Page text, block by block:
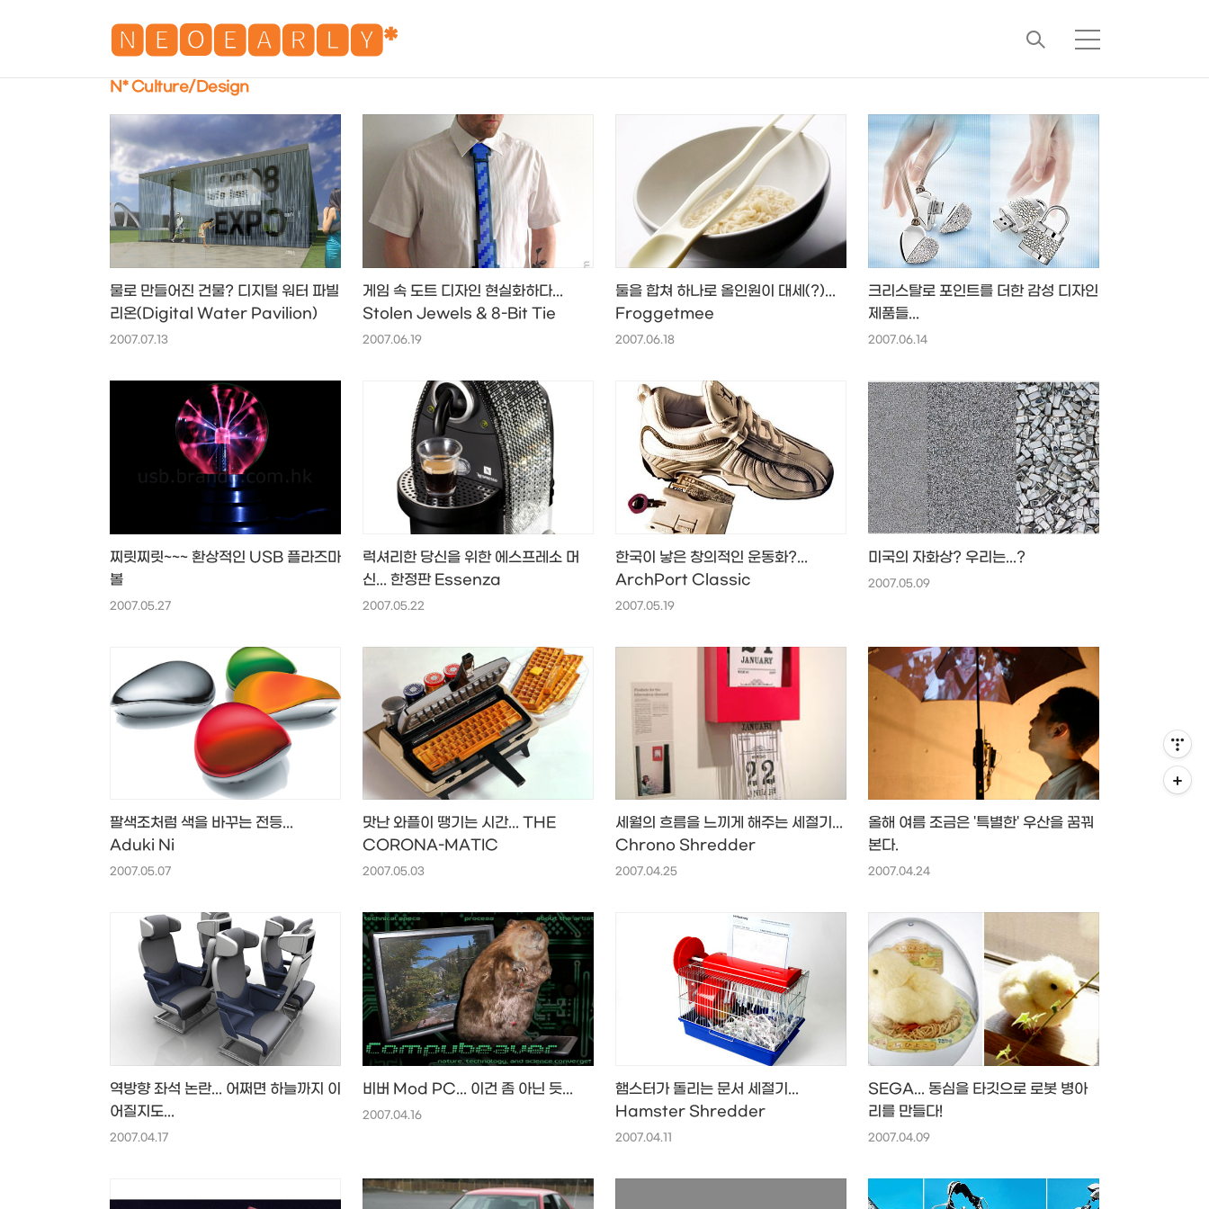
🅽🅴🅾🅴🅰🆁🅻🆈*NEOEARLY*
검
메
N* Culture/Design
물로 만들어진 건물? 디지털 워터 파빌
리온(Digital Water Pavilion)
2007.07.13
게임 속 도트 디자인 현실화하다...
Stolen Jewels & 8-Bit Tie
2007.06.19
둘을 합쳐 하나로 올인원이 대세(?)...
Froggetmee
2007.06.18
크리스탈로 포인트를 더한 감성 디자인
제품들...
2007.06.14
찌릿찌릿~~~ 환상적인 USB 플라즈마
볼
2007.05.27
럭셔리한 당신을 위한 에스프레소 머
신... 한정판 Essenza
2007.05.22
한국이 낳은 창의적인 운동화?...
ArchPort Classic
2007.05.19
미국의 자화상? 우리는...?
2007.05.09
팔색조처럼 색을 바꾸는 전등...
Aduki Ni
2007.05.07
맛난 와플이 땡기는 시간... THE
CORONA-MATIC
2007.05.03
세월의 흐름을 느끼게 해주는 세절기...
Chrono Shredder
2007.04.25
올해 여름 조금은 '특별한' 우산을 꿈꿔
본다.
2007.04.24
역방향 좌석 논란... 어쩌면 하늘까지 이
어질지도...
2007.04.17
비버 Mod PC... 이건 좀 아닌 듯...
2007.04.16
햄스터가 돌리는 문서 세절기...
Hamster Shredder
2007.04.11
SEGA... 동심을 타깃으로 로봇 병아
리를 만들다!
2007.04.09